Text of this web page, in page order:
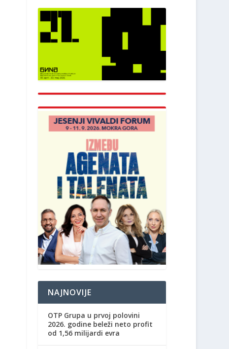
NAJNOVIJE
OTP Grupa u prvoj polovini
2026. godine beleži neto profit
od 1,56 milijardi evra